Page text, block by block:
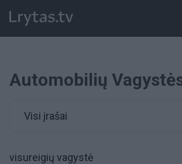
Automobilių
Visi įrašai
visureigių vagystė